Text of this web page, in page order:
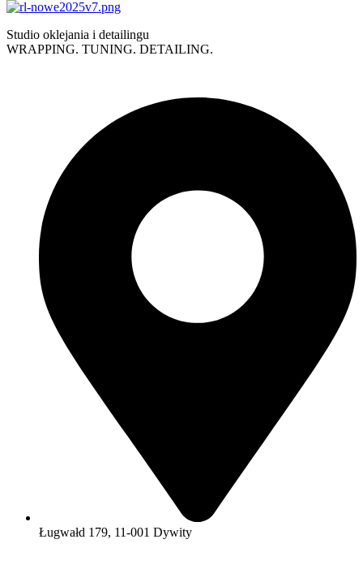
Studio oklejania i detailingu
WRAPPING. TUNING. DETAILING.
Ługwałd 179, 11-001 Dywity